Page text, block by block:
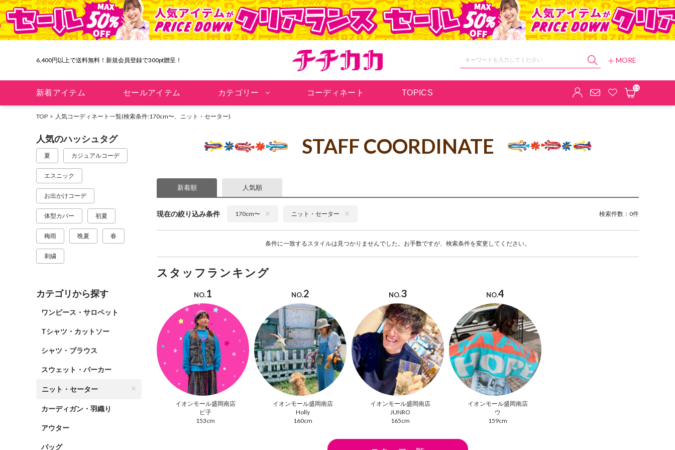
6,400円以上で送料無料！新規会員登録で300pt贈呈！
「GMO後払い」お支払い停滞時の回収手数料のご負担について
MORE
新着アイテム セールアイテム カテゴリー コーディネート TOPICS
15
TOP 人気コーディネート一覧(検索条件:170cm〜、ニット・セーター)
人気のハッシュタグ
夏 カジュアルコーデ
エスニック
お出かけコーデ
体型カバー 初夏
梅雨 晩夏 春
刺繍
カテゴリから探す
ワンピース・サロペット
Tシャツ・カットソー
シャツ・ブラウス
スウェット・パーカー
ニット・セーター
カーディガン・羽織り
アウター
バッグ
STAFF COORDINATE
新着順 人気順
現在の絞り込み条件 170cm〜 ニット・セーター 検索件数：0件
条件に一致するスタイルは見つかりませんでした。お手数ですが、検索条件を変更してください。
スタッフランキング
NO.1
イオンモール盛岡南店
ピ子
153cm
NO.2
イオンモール盛岡南店
Holly
160cm
NO.3
イオンモール盛岡南店
JUNRO
165cm
NO.4
イオンモール盛岡南店
ウ
159cm